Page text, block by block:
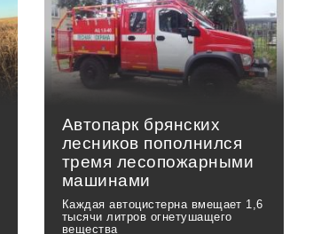
Автопарк брянских
лесников пополнился
тремя лесопожарными
машинами
Каждая автоцистерна вмещает 1,6
тысячи литров огнетушащего
вещества